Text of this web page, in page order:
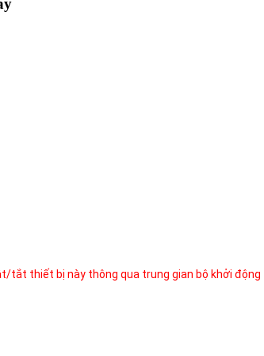
tắt thiết bị này thông qua trung gian bộ khởi động